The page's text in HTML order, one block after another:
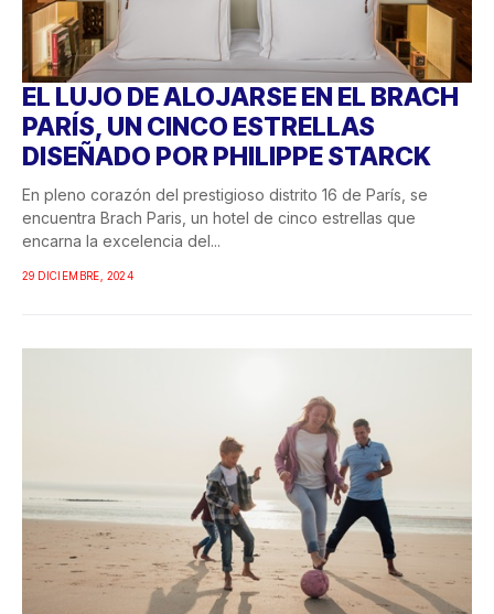
EL LUJO DE ALOJARSE EN EL BRACH
PARÍS, UN CINCO ESTRELLAS
DISEÑADO POR PHILIPPE STARCK
En pleno corazón del prestigioso distrito 16 de París, se
encuentra Brach Paris, un hotel de cinco estrellas que
encarna la excelencia del...
29 DICIEMBRE, 2024